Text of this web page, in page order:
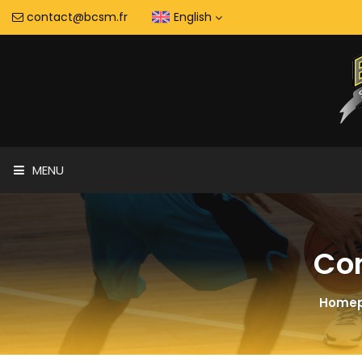
contact@bcsm.fr English
MENU